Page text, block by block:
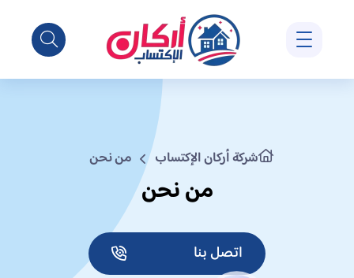
شركة أركان الإكتساب من نحن
من نحن
اتصل بنا